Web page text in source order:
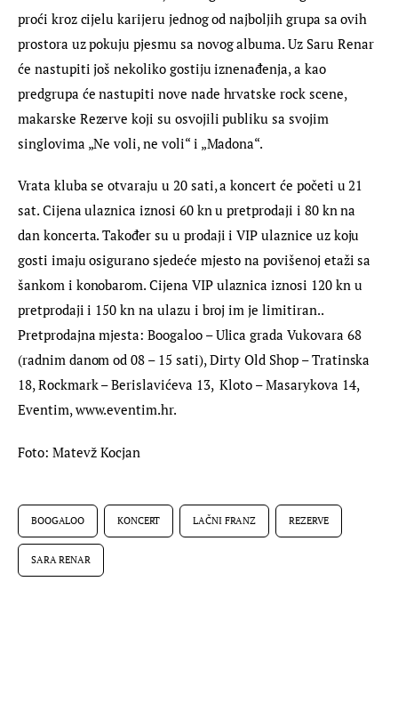
proći kroz cijelu karijeru jednog od najboljih grupa sa ovih
prostora uz pokuju pjesmu sa novog albuma. Uz Saru Renar
će nastupiti još nekoliko gostiju iznenađenja, a kao
predgrupa će nastupiti nove nade hrvatske rock scene,
makarske Rezerve koji su osvojili publiku sa svojim
singlovima „Ne voli, ne voli“ i „Madona“.
Vrata kluba se otvaraju u 20 sati, a koncert će početi u 21
sat. Cijena ulaznica iznosi 60 kn u pretprodaji i 80 kn na
dan koncerta. Također su u prodaji i VIP ulaznice uz koju
gosti imaju osigurano sjedeće mjesto na povišenoj etaži sa
šankom i konobarom. Cijena VIP ulaznica iznosi 120 kn u
pretprodaji i 150 kn na ulazu i broj im je limitiran..
Pretprodajna mjesta: Boogaloo – Ulica grada Vukovara 68
(radnim danom od 08 – 15 sati), Dirty Old Shop – Tratinska
18, Rockmark – Berislavićeva 13,  Kloto – Masarykova 14,
Eventim, www.eventim.hr.
Foto: Matevž Kocjan
BOOGALOO KONCERT LAČNI FRANZ REZERVE
SARA RENAR